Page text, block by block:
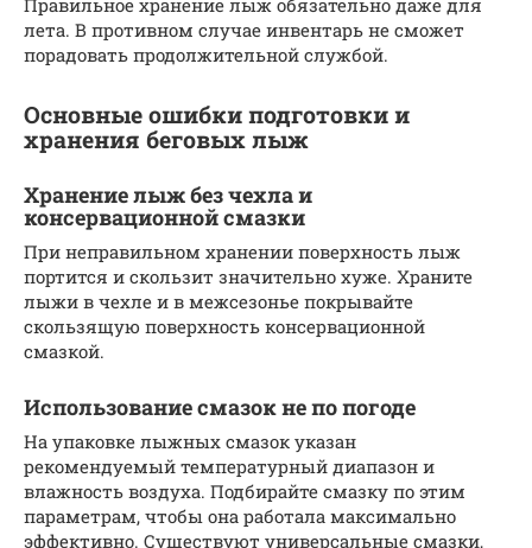
лета. В противном случае инвентарь не сможет
порадовать продолжительной службой.
Основные ошибки подготовки и
хранения беговых лыж
Хранение лыж без чехла и
консервационной смазки
При неправильном хранении поверхность лыж
портится и скользит значительно хуже. Храните
лыжи в чехле и в межсезонье покрывайте
скользящую поверхность консервационной
смазкой.
Использование смазок не по погоде
На упаковке лыжных смазок указан
рекомендуемый температурный диапазон и
влажность воздуха. Подбирайте смазку по этим
параметрам, чтобы она работала максимально
эффективно. Существуют универсальные смазки,